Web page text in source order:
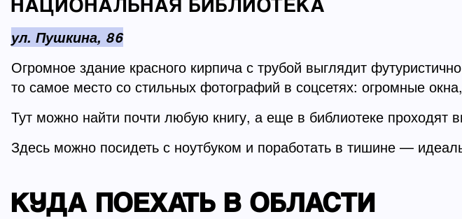
ул. Пушкина, 86
Огромное здание красного кирпича с трубой выглядит
то самое место со стильных фотографий в соцсетях: огромные
Тут можно найти почти любую книгу, а еще в библиотеке проходят
Здесь можно посидеть с ноутбуком и поработать в тишине —
КУДА ПОЕХАТЬ В ОБЛАСТИ